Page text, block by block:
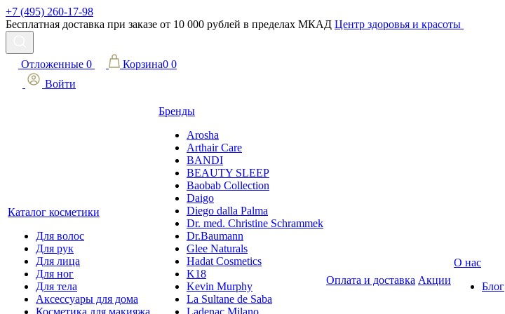
+7 (495) 260-17-98
Бесплатная доставка при заказе от 10 000 рублей в пределах МКАД Центр здоровья и красоты
Отложенные 0 Корзина0 0
Войти
Каталог косметики
Для волос
Для рук
Для лица
Для ног
Для тела
Аксессуары для дома
Косметика для макияжа
Бренды
Arosha
Arthair Care
BANDI
BEAUTY SLEEP
Baobab Collection
Daigo
Diego dalla Palma
Dr. med. Christine Schrammek
Dr.Baumann
Glee Naturals
Hadat Cosmetics
K18
Kevin Murphy
La Sultane de Saba
Ladenac Milano
Оплата и доставка Акции
О нас
Блог